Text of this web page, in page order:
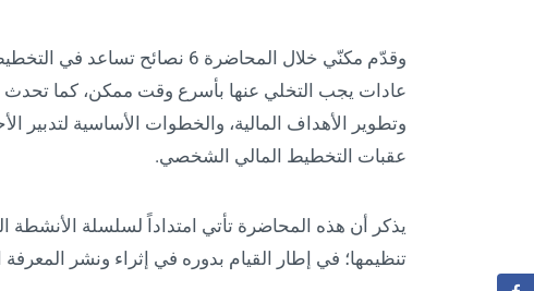
عادات يجب التخلي عنها بأسرع وقت ممكن، كما تحدث
وتطوير الأهداف المالية، والخطوات الأساسية لتدبير
عقبات التخطيط المالي الشخصي.
يذكر أن هذه المحاضرة تأتي امتداداً لسلسلة الأنشطة
تنظيمها؛ في إطار القيام بدوره في إثراء ونشر المعرفة